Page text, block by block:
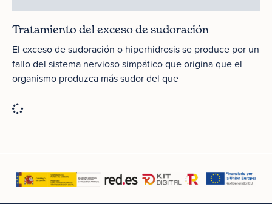
Tratamiento del exceso de sudoración
El exceso de sudoración o hiperhidrosis se produce por un
fallo del sistema nervioso simpático que origina que el
organismo produzca más sudor del que